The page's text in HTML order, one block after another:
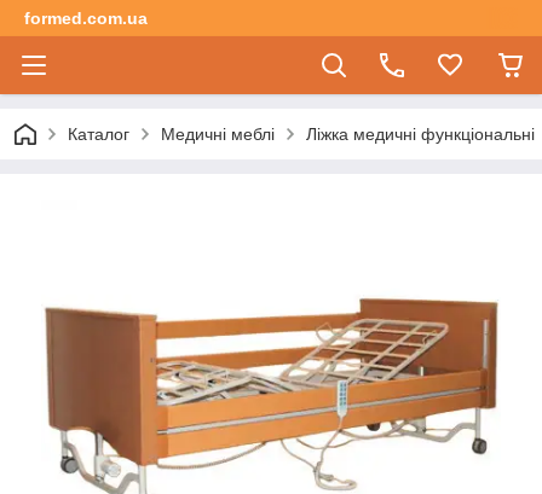
formed.com.ua
Каталог Медичні меблі Ліжка медичні функціональні